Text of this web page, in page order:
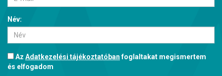
Név:
Az Adatkezelési tájékoztatóbanfoglaltakat megismertem
és elfogadom